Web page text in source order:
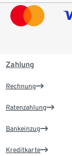
Zahlung
Rechnung
Ratenzahlung
Bankeinzug
Kreditkarte